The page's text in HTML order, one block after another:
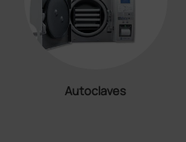
Autoclaves